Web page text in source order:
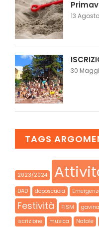
13
30
TAGS
2023/2024
DAD doposcuola
Festività FISM
iscrizione musica Natale